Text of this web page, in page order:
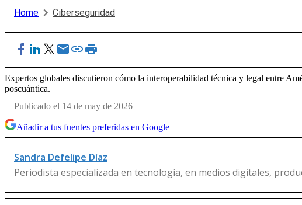
Home Ciberseguridad
Expertos globales discutieron cómo la interoperabilidad técnica y legal entre
poscuántica.
Publicado el 14 de may de 2026
Añadir a tus fuentes preferidas en Google
Sandra Defelipe Díaz
Periodista especializada en tecnología, en medios digitales,